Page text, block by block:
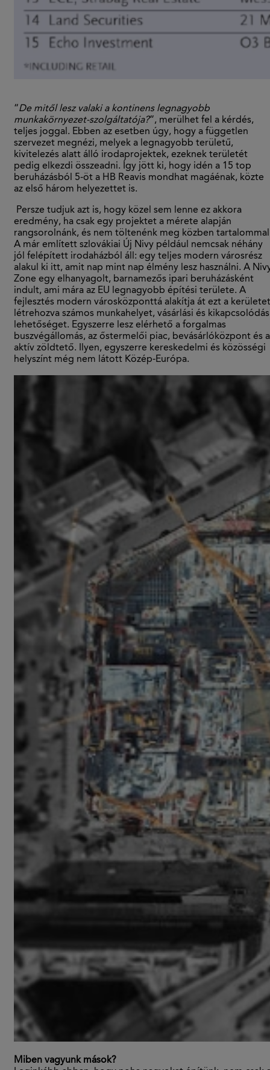
“De mitől lesz valaki a kontinens legnagyobb
munkakörnyezet-szolgáltatója?”, merülhet fel a kérdés,
teljes joggal. Ebben az esetben úgy, hogy a független
szervezet megnézi, melyek a legnagyobb területű,
kivitelezés alatt álló irodaprojektek, ezeknek területét
pedig elkezdi összeadni. Így jött ki, hogy idén a 15 top
beruházásból 5-öt a HB Reavis mondhat magáénak, közte
az első három helyezettet is.
Persze tudjuk azt is, hogy közel sem lenne ez akkora
eredmény, ha csak egy projektet a mérete alapján
rangsorolnánk, és nem töltenénk meg közben
A már említett szlovákiai Új Nivy például nemcsak néhány
jól felépített irodaházból áll: egy teljes modern városrész
alakul ki itt, amit nap mint nap élmény lesz használni. A
Zone egy elhanyagolt, barnamezős ipari beruházásként
indult, ami mára az EU legnagyobb építési területe. A
fejlesztés modern városközponttá alakítja át ezt a
létrehozva számos munkahelyet, vásárlási és
lehetőséget. Egyszerre lesz elérhető a forgalmas
buszvégállomás, az őstermelői piac, bevásárlóközpont és
aktív zöldtető. Ilyen, egyszerre kereskedelmi és közösségi
helyszínt még nem látott Közép-Európa.
Miben vagyunk mások?